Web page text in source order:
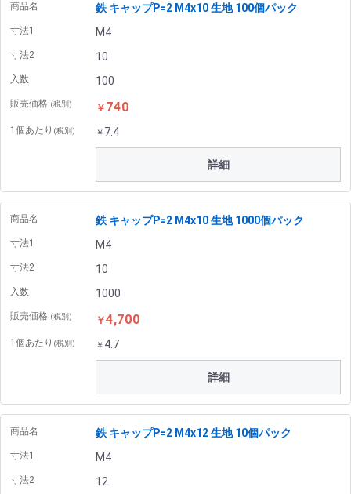
商品名 鉄 キャップP=2 M4x10 生地 100個パック
寸法1 M4
寸法2 10
入数 100
販売価格 (税別) ￥ 740
1個あたり (税別) ￥ 7.4
詳細
商品名 鉄 キャップP=2 M4x10 生地 1000個パック
寸法1 M4
寸法2 10
入数 1000
販売価格 (税別) ￥4,700
1個あたり (税別) ￥ 4.7
詳細
商品名 鉄 キャップP=2 M4x12 生地 10個パック
寸法1 M4
寸法2 12